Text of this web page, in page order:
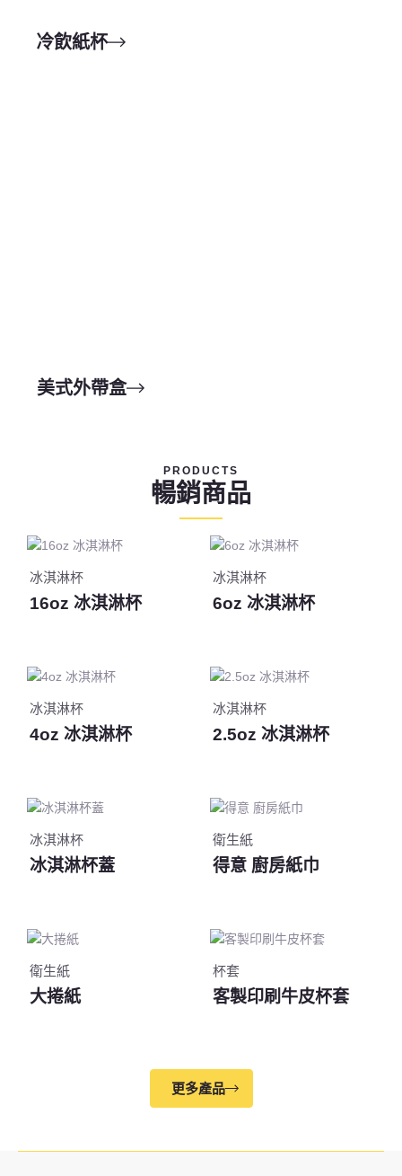
冷飲紙杯
美式外帶盒
PRODUCTS
暢銷商品
冰淇淋杯
16oz 冰淇淋杯
冰淇淋杯
6oz 冰淇淋杯
冰淇淋杯
4oz 冰淇淋杯
冰淇淋杯
2.5oz 冰淇淋杯
冰淇淋杯
冰淇淋杯蓋
衛生紙
得意 廚房紙巾
衛生紙
大捲紙
杯套
客製印刷牛皮杯套
更多產品